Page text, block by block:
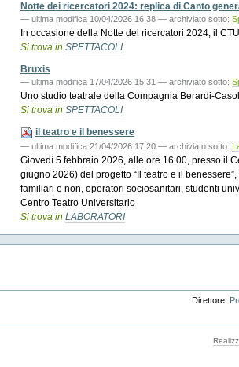
Notte dei ricercatori 2024: replica di Canto
— ultima modifica10/04/2026 16:38 — archiviato sotto:
In occasione della Notte dei ricercatori 2024, il
Si trova in SPETTACOLI
Bruxis
— ultima modifica17/04/2026 15:31 — archiviato sotto:
Uno studio teatrale della Compagnia Berardi-
Si trova in SPETTACOLI
il teatro e il benessere
— ultima modifica21/04/2026 17:20 — archiviato sotto:
Giovedì 5 febbraio 2026, alle ore 16.00, presso il
giugno 2026) del progetto “Il teatro e il
familiari e non, operatori sociosanitari, studenti
Centro Teatro Universitario
Si trova in LABORATORI
Direttore: